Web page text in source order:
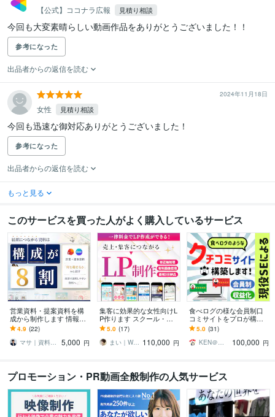
【公式】ココナラ広報 見積り相談
今回も大変素晴らしい動画作品をありがとうございました！！
参考になった
出品者からの返信を読む
2024年11月18日
女性 見積り相談
今回も迅速な御対応ありがとうございました！
参考になった
出品者からの返信を読む
もっと見る
このサービスを買った人がよく購入しているサービス
営業資料・提案資料を構
成から制作します 情報整
理・言語化・図解まで対
応｜読み手が判断できる
資料へ
4.9 (22)
マサ｜資料戦略・情報設計パートナー
5,000 円
集客に効果的な女性向けL
P作ります スクール・養
成講座系などのLPデザイ
ン実績多数！
5.0 (17)
まい｜WEBデザイナー・イラストレーター 110,000 円
食べログの様な会員制口
コミサイトをプロが構築
します 価値あるクチコミ
情報で集客し、収益化も
図れます！
5.0 (31)
KEN＠現役システムエンジニア
100,000 円
プロモーション・PR動画全般制作の人気サービス